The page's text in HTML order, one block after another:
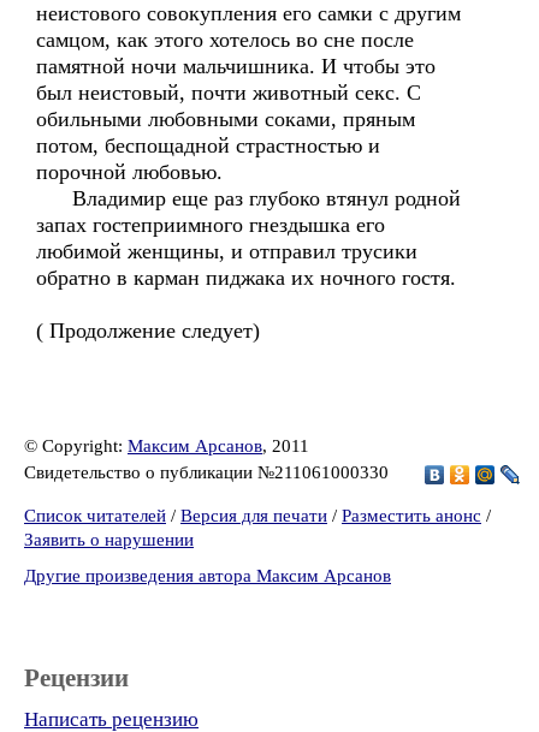
неистового совокупления его самки с другим
самцом, как этого хотелось во сне после
памятной ночи мальчишника. И чтобы это
был неистовый, почти животный секс. С
обильными любовными соками, пряным
потом, беспощадной страстностью и
порочной любовью.
Владимир еще раз глубоко втянул родной
запах гостеприимного гнездышка его
любимой женщины, и отправил трусики
обратно в карман пиджака их ночного гостя.
( Продолжение следует)
© Copyright: Максим Арсанов, 2011
Свидетельство о публикации №211061000330
Список читателей / Версия для печати / Разместить анонс /
Заявить о нарушении
Другие произведения автора Максим Арсанов
Рецензии
Написать рецензию